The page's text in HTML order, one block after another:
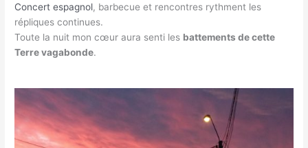
Concert espagnol, barbecue et rencontres rythment les
répliques continues.
Toute la nuit mon cœur aura senti les battements de cette
Terre vagabonde.